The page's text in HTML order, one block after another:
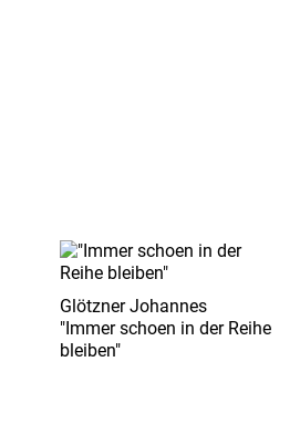
Glötzner Johannes
"Immer schoen in der Reihe
bleiben"